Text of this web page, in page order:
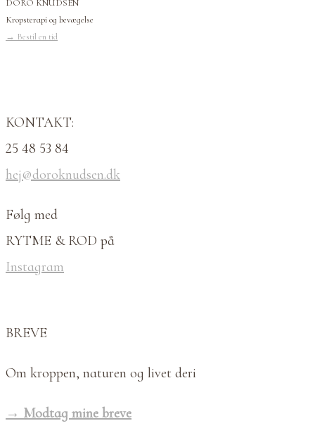
DORO KNUDSEN
Kropsterapi og bevægelse
→ Bestil en tid
KONTAKT:
25 48 53 84
hej@doroknudsen.dk
Følg med
RYTME & ROD på
Instagram
BREVE
Om kroppen, naturen og livet deri
→ Modtag mine breve